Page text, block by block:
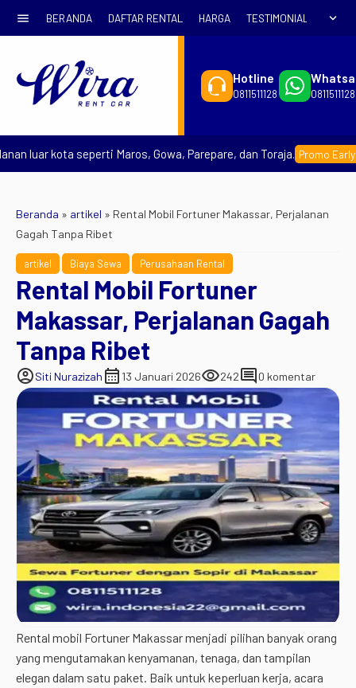
menu BERANDA DAFTAR RENTAL HARGA TESTIMONIAL expand_more
Hotline
0811511128 0811511128
kota seperti Maros, Gowa, Parepare, dan Toraja. Promo Early
Beranda » artikel » Rental Mobil Fortuner Makassar, Perjalanan
Gagah Tanpa Ribet
artikel Biaya Sewa Perusahaan Rental
Rental Mobil Fortuner
Makassar, Perjalanan Gagah
Tanpa Ribet
account_circleSiti Nurazizah calendar_month 13 Januari 2026visibility242comment0 komentar
Rental mobil Fortuner Makassar menjadi pilihan banyak orang
yang mengutamakan kenyamanan, tenaga, dan tampilan
elegan dalam satu paket. Baik untuk keperluan kerja, acara